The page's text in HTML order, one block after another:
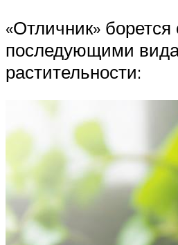
«Отличник» борется
последующими
растительности: